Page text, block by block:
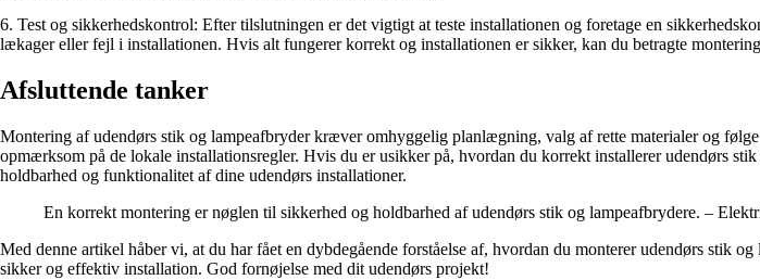
6. Test og sikkerhedskontrol: Efter tilslutningen er det vigtigt at teste installationen og foretage en
lækager eller fejl i installationen. Hvis alt fungerer korrekt og installationen er sikker, kan du betragte
Afsluttende tanker
Montering af udendørs stik og lampeafbryder kræver omhyggelig planlægning, valg af rette materialer og
opmærksom på de lokale installationsregler. Hvis du er usikker på, hvordan du korrekt installerer udendørs
holdbarhed og funktionalitet af dine udendørs installationer.
En korrekt montering er nøglen til sikkerhed og holdbarhed af udendørs stik og lampeafbrydere. –
Med denne artikel håber vi, at du har fået en dybdegående forståelse af, hvordan du monterer udendørs
sikker og effektiv installation. God fornøjelse med dit udendørs projekt!